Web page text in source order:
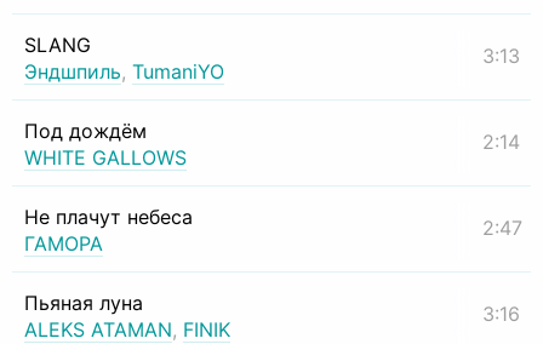
SLANG
Эндшпиль, TumaniYO
3:13
Под дождём
WHITE GALLOWS
2:14
Не плачут небеса
ГАМОРА
2:47
Пьяная луна
ALEKS ATAMAN, FINIK
3:16